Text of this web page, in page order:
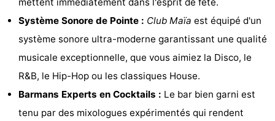
Choses
faire
d'intérêt
Musées
Système Sonore de Pointe : Club Maïa est équipé d'un
système sonore ultra-moderne garantissant une qualité
musicale exceptionnelle, que vous aimiez la Disco, le
R&B, le Hip-Hop ou les classiques House.
Barmans Experts en Cocktails : Le bar bien garni est
tenu par des mixologues expérimentés qui rendent